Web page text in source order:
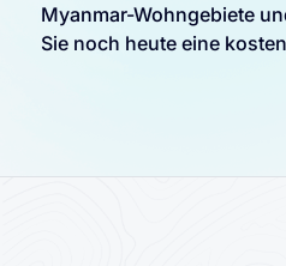
Myanmar-Wohngebiete
Sie noch heute eine